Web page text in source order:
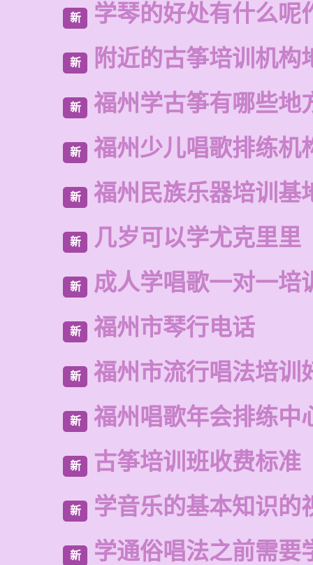
新 学琴的好处有什么呢
新 附近的古筝培训机构
新 福州学古筝有哪些地
新 福州少儿唱歌排练机
新 福州民族乐器培训基
新 几岁可以学尤克里里
新 成人学唱歌一对一培
新 福州市琴行电话
新 福州市流行唱法培训
新 福州唱歌年会排练中
新 古筝培训班收费标准
新 学音乐的基本知识的
新 学通俗唱法之前需要